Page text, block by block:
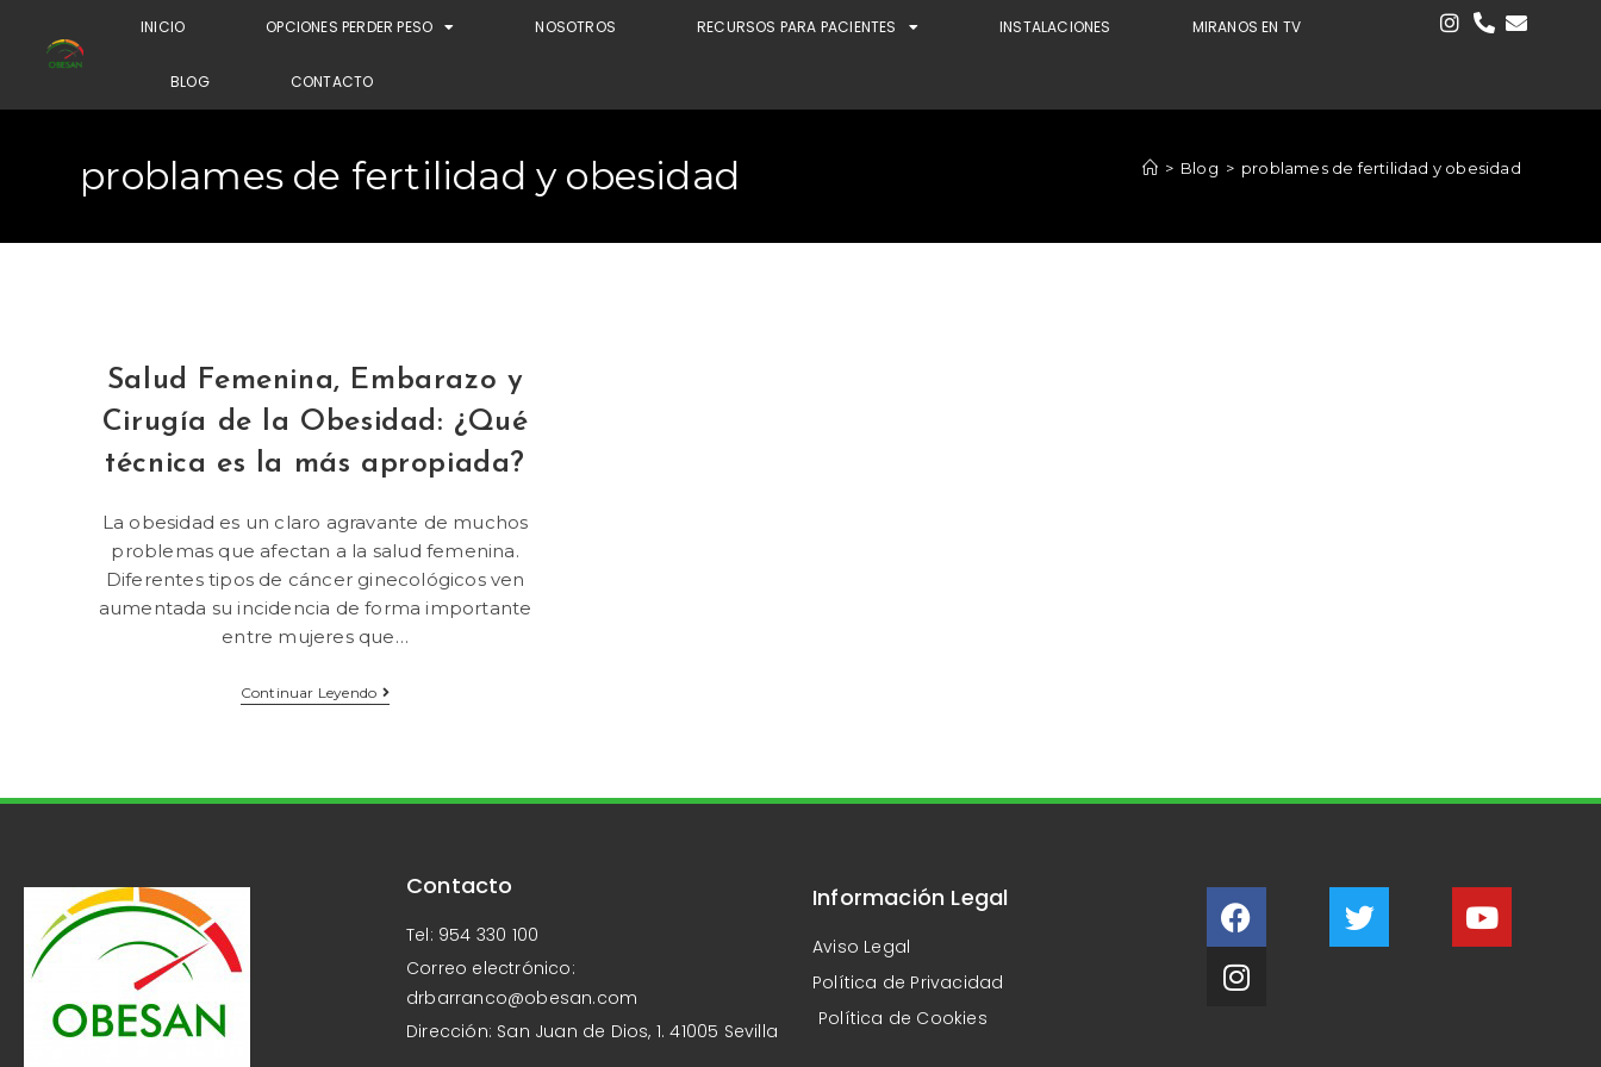
INICIO OPCIONES PERDER PESO NOSOTROS RECURSOS PARA PACIENTES INSTALACIONES MIRANOS EN TV
BLOG CONTACTO
problames de fertilidad y obesidad > Blog > problames de fertilidad y obesidad
Salud Femenina, Embarazo y
Cirugía de la Obesidad: ¿Qué
técnica es la más apropiada?
La obesidad es un claro agravante de muchos
problemas que afectan a la salud femenina.
Diferentes tipos de cáncer ginecológicos ven
aumentada su incidencia de forma importante
entre mujeres que…
Continuar Leyendo
Contacto
Tel: 954 330 100
Correo electrónico:
drbarranco@obesan.com
Dirección: San Juan de Dios, 1. 41005 Sevilla
Información Legal
Aviso Legal
Política de Privacidad
Política de Cookies